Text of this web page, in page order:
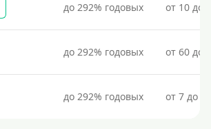
до 292% годовых от 10 до
до 292% годовых от 60 до
до 292% годовых от 7 до